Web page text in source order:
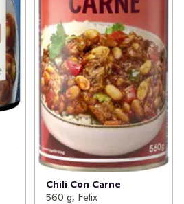
Chili Con Carne
560 g, Felix